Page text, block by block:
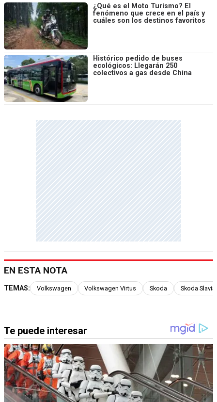
¿Qué es el Moto Turismo? El
fenómeno que crece en el país y
cuáles son los destinos favoritos
Histórico pedido de buses
ecológicos: Llegarán 250
colectivos a gas desde China
EN ESTA NOTA
TEMAS: Volkswagen Volkswagen Virtus Skoda Skoda Slavia